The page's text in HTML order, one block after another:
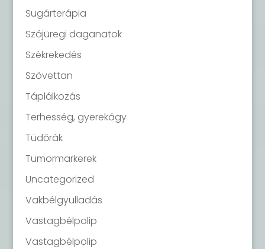
Sugárterápia
Szájüregi daganatok
Székrekedés
Szövettan
Táplálkozás
Terhesség, gyerekágy
Tüdőrák
Tumormarkerek
Uncategorized
Vakbélgyulladás
Vastagbélpolip
Vastagbélpolip